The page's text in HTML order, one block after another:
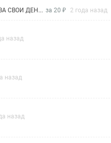
СВОИ ДЕН... за 20 ₽ 2 года назад
назад
назад
назад